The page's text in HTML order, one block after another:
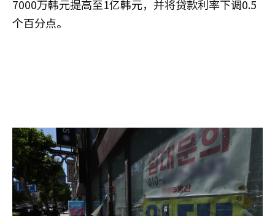
7000万韩元提高至1亿韩元，并将贷款利率下调0.5
个百分点。